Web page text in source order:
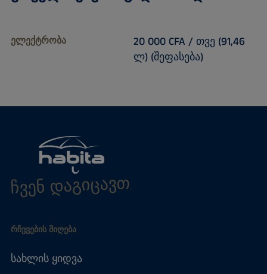
ელექტრობა
20 000 CFA / თვე (91,46
ლ) (შეფასება)
ჩვენ დაგიცავთ.
ᲠᲩᲔᲕᲔᲑᲘᲡ ᲛᲘᲦᲔᲑᲐ
სახლის ყიდვა